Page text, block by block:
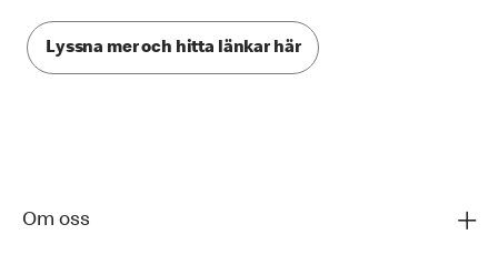
Lyssna mer och hitta länkar här
Om oss